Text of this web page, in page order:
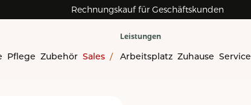
Rechnungskauf für Geschäftskunden
Pflege Zubehör Sales /
Leistungen
Arbeitsplatz Zuhause Service